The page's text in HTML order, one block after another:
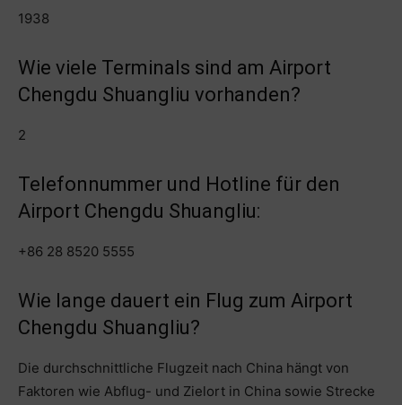
1938
Wie viele Terminals sind am Airport
Chengdu Shuangliu vorhanden?
2
Telefonnummer und Hotline für den
Airport Chengdu Shuangliu:
+86 28 8520 5555
Wie lange dauert ein Flug zum Airport
Chengdu Shuangliu?
Die durchschnittliche Flugzeit nach China hängt von
Faktoren wie Abflug- und Zielort in China sowie Strecke